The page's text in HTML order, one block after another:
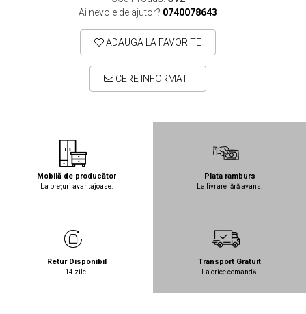
Ai nevoie de ajutor? 0740078643
ADAUGA LA FAVORITE
CERE INFORMATII
Mobilă de producător
La prețuri avantajoase.
Plata ramburs
La livrare fără avans.
Retur Disponibil
14 zile.
Transport Gratuit
La orice comandă.